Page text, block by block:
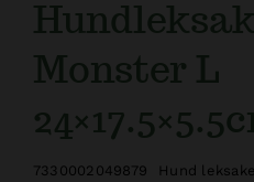
Monster L
7330002049879 Hund